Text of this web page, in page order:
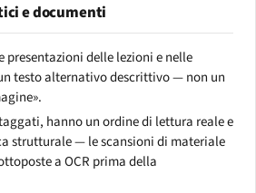
e documenti
presentazioni delle lezioni e nelle
testo alternativo descrittivo — non un
hanno un ordine di lettura reale e
strutturale — le scansioni di materiale
a OCR prima della